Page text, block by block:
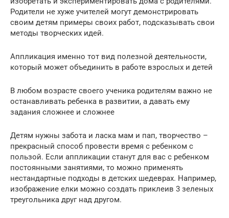
Родители не хуже учителей могут демонстрировать
своим детям примеры своих работ, подсказывать свои
методы творческих идей.
Аппликация именно тот вид полезной деятельности,
который может объединить в работе взрослых и детей
В любом возрасте своего ученика родителям важно не
останавливать ребенка в развитии, а давать ему
задания сложнее и сложнее
Детям нужны забота и ласка мам и пап, творчество –
прекрасный способ провести время с ребенком с
пользой. Если аппликации станут для вас с ребенком
постоянными занятиями, то можно применять
нестандартные подходы в детских шедеврах. Например,
изображение елки можно создать приклеив 3 зеленых
треугольника друг над другом.